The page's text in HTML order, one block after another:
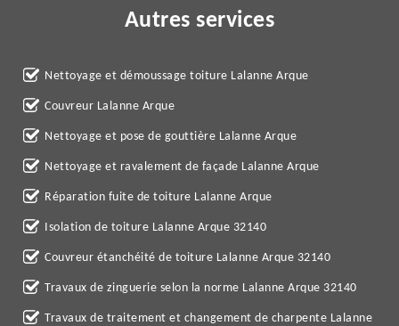
Autres services
Nettoyage et démoussage toiture Lalanne Arque
Couvreur Lalanne Arque
Nettoyage et pose de gouttière Lalanne Arque
Nettoyage et ravalement de façade Lalanne Arque
Réparation fuite de toiture Lalanne Arque
Isolation de toiture Lalanne Arque 32140
Couvreur étanchéité de toiture Lalanne Arque 32140
Travaux de zinguerie selon la norme Lalanne Arque 32140
Travaux de traitement et changement de charpente Lalanne